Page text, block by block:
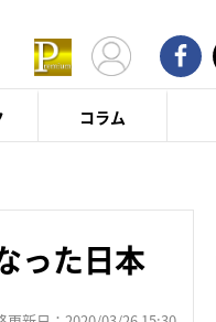
コラム
った日本